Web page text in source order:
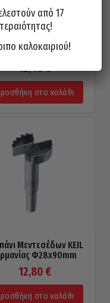
Μεντεσέδων KEIL
Φ26x90mm
12,45€
στο καλάθι
Μεντεσέδων KEIL
Φ28x90mm
12,80 €
στο καλάθι
από 17
καλοκαιριού!